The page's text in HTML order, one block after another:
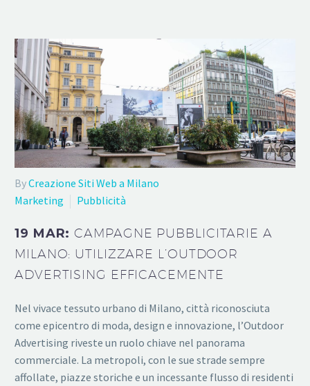
ByCreazione Siti Web a Milano
Marketing
Pubblicità
19 MAR:CAMPAGNE PUBBLICITARIE A
MILANO: UTILIZZARE L’OUTDOOR
ADVERTISING EFFICACEMENTE
Nel vivace tessuto urbano di Milano, città riconosciuta
come epicentro di moda, design e innovazione, l’Outdoor
Advertising riveste un ruolo chiave nel panorama
commerciale. La metropoli, con le sue strade sempre
affollate, piazze storiche e un incessante flusso di residenti